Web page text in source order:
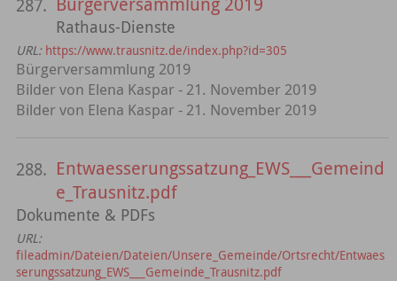
287.
Rathaus-Dienste
URL: https://www.trausnitz.de/index.php?id=305
Bürgerversammlung 2019
Bilder von Elena Kaspar - 21. November 2019
Bilder von Elena Kaspar - 21. November 2019
288. Entwaesserungssatzung_EWS___Gemeind
e_Trausnitz.pdf
Dokumente & PDFs
URL:
fileadmin/Dateien/Dateien/Unsere_Gemeinde/Ortsrecht/Entwaes
serungssatzung_EWS___Gemeinde_Trausnitz.pdf